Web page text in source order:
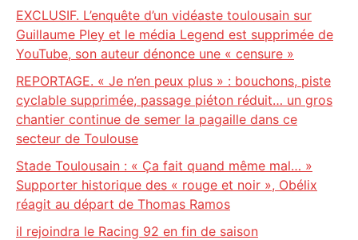
EXCLUSIF. L’enquête d’un vidéaste toulousain sur
Guillaume Pley et le média Legend est supprimée de
YouTube, son auteur dénonce une « censure »
REPORTAGE. « Je n’en peux plus » : bouchons, piste
cyclable supprimée, passage piéton réduit… un gros
chantier continue de semer la pagaille dans ce
secteur de Toulouse
Stade Toulousain : « Ça fait quand même mal… »
Supporter historique des « rouge et noir », Obélix
réagit au départ de Thomas Ramos
il rejoindra le Racing 92 en fin de saison